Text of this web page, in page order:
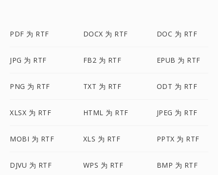
PDF 为 RTF DOCX 为 RTF DOC 为 RTF
JPG 为 RTF FB2 为 RTF EPUB 为 RTF
PNG 为 RTF TXT 为 RTF ODT 为 RTF
XLSX 为 RTF HTML 为 RTF JPEG 为 RTF
MOBI 为 RTF XLS 为 RTF PPTX 为 RTF
DJVU 为 RTF WPS 为 RTF BMP 为 RTF